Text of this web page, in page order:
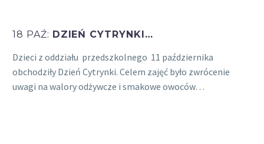
18 PAŹ: DZIEŃ CYTRYNKI…
Dzieci z oddziału przedszkolnego 11 października
obchodziły Dzień Cytrynki. Celem zajęć było zwrócenie
uwagi na walory odżywcze i smakowe owoców…